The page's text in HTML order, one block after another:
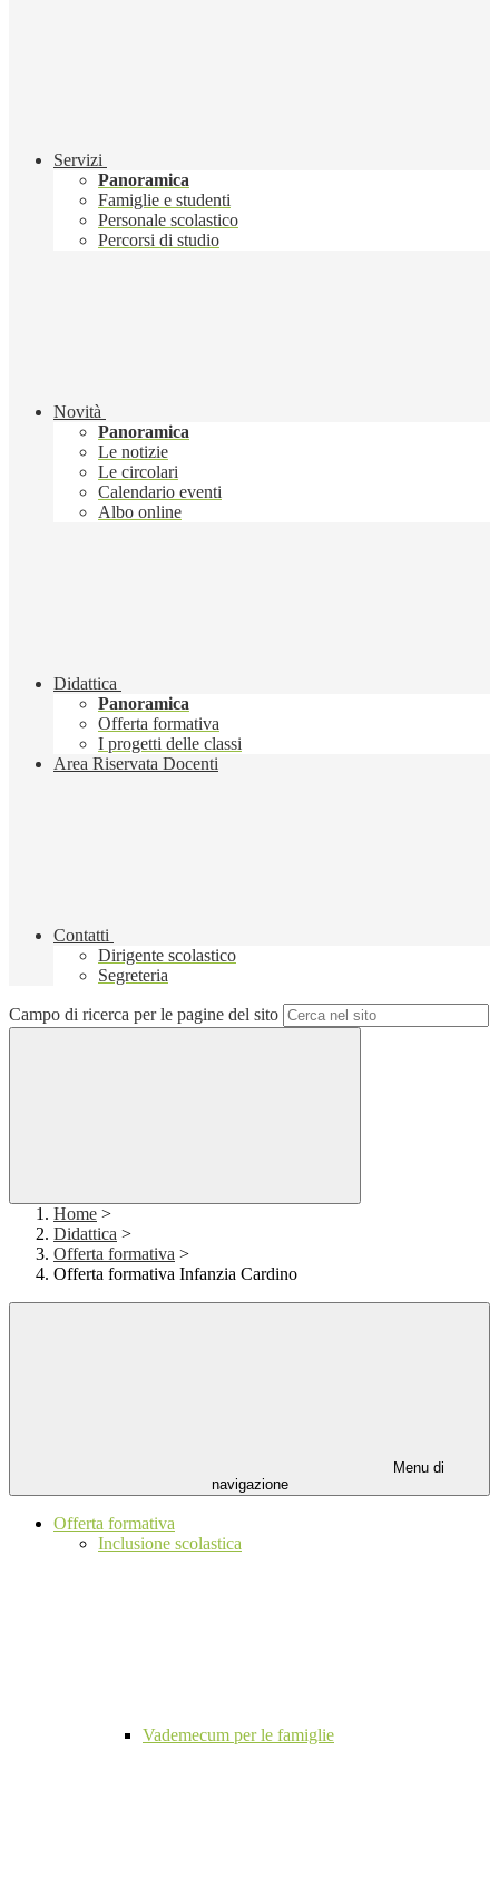
Servizi
Panoramica
Famiglie e studenti
Personale scolastico
Percorsi di studio
Novità
Panoramica
Le notizie
Le circolari
Calendario eventi
Albo online
Didattica
Panoramica
Offerta formativa
I progetti delle classi
Area Riservata Docenti
Contatti
Dirigente scolastico
Segreteria
Campo di ricerca per le pagine del sito
Home >
Didattica >
Offerta formativa >
Offerta formativa Infanzia Cardino
Menu di
navigazione
Offerta formativa
Inclusione scolastica
Vademecum per le famiglie